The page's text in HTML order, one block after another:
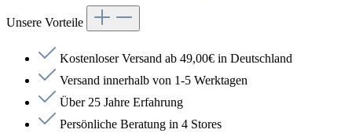
Unsere Vorteile
Kostenloser Versand ab 49,00€ in Deutschland
Versand innerhalb von 1-5 Werktagen
Über 25 Jahre Erfahrung
Persönliche Beratung in 4 Stores